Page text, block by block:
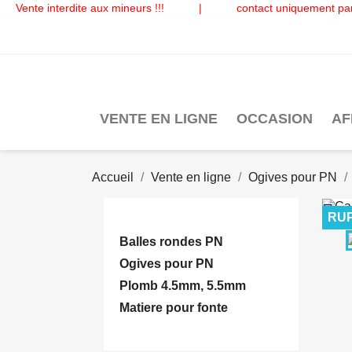
Vente interdite aux mineurs !!! | contact uniquement
VENTE EN LIGNE OCCASION
Accueil Vente en ligne Ogives pour PN
Balles rondes PN
Ogives pour PN
Plomb 4.5mm, 5.5mm
Matiere pour fonte
